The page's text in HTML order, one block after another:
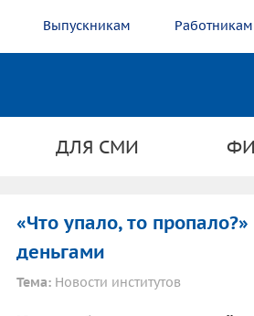
Выпускникам
ДЛЯ СМИ
«Что упало, то
деньгами
Тема: Новости институтов